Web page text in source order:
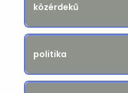
közérdekű
politika